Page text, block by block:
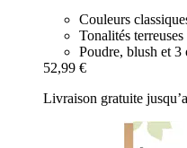
Couleurs
Tonalités
Poudre, blush et 3
52,99 €
Livraison gratuite